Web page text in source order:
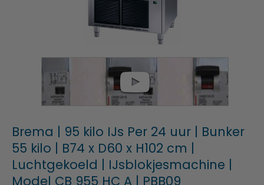
Brema | 95 kilo IJs Per 24 uur | Bunker
55 kilo | B74 x D60 x H102 cm |
Luchtgekoeld | IJsblokjesmachine |
Model CB 955 HC A | PBB09